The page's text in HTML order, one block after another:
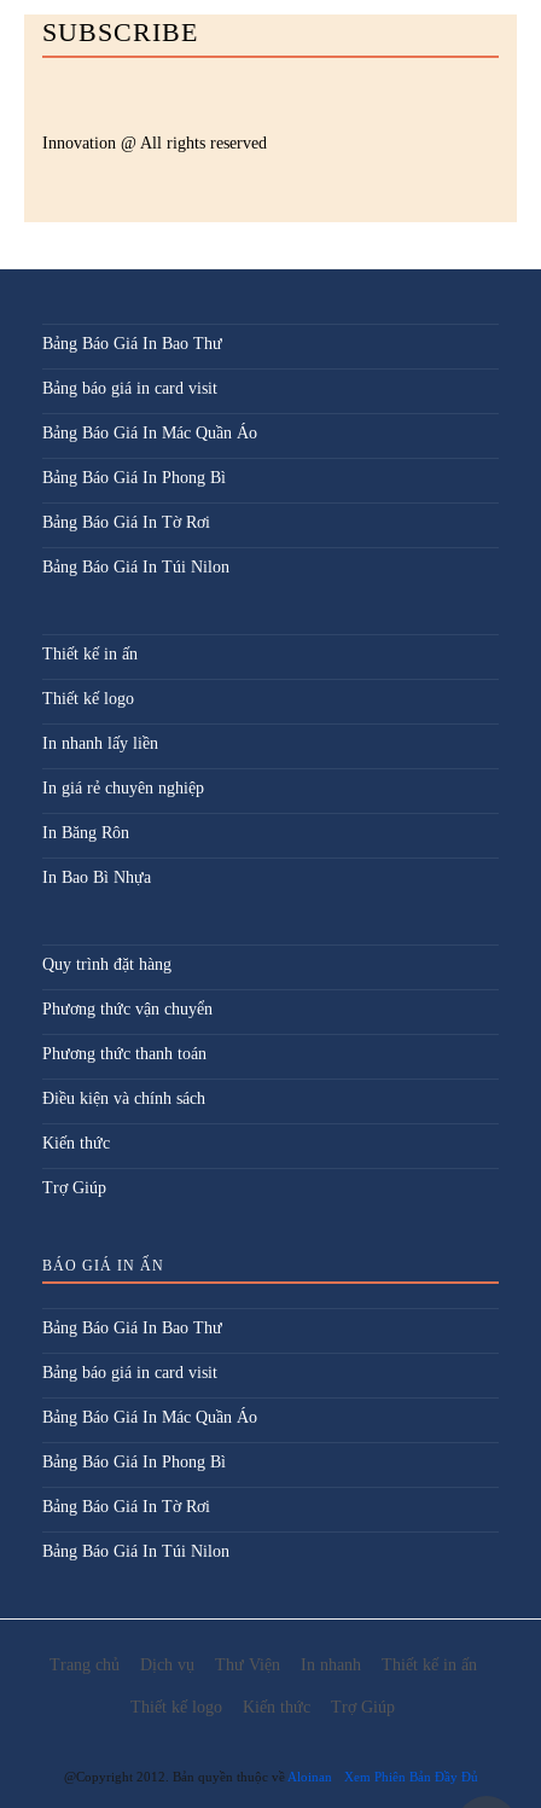
SUBSCRIBE
Innovation @ All rights reserved
Bảng Báo Giá In Bao Thư
Bảng báo giá in card visit
Bảng Báo Giá In Mác Quần Áo
Bảng Báo Giá In Phong Bì
Bảng Báo Giá In Tờ Rơi
Bảng Báo Giá In Túi Nilon
Thiết kế in ấn
Thiết kế logo
In nhanh lấy liền
In giá rẻ chuyên nghiệp
In Băng Rôn
In Bao Bì Nhựa
Quy trình đặt hàng
Phương thức vận chuyển
Phương thức thanh toán
Điều kiện và chính sách
Kiến thức
Trợ Giúp
BÁO GIÁ IN ẤN
Bảng Báo Giá In Bao Thư
Bảng báo giá in card visit
Bảng Báo Giá In Mác Quần Áo
Bảng Báo Giá In Phong Bì
Bảng Báo Giá In Tờ Rơi
Bảng Báo Giá In Túi Nilon
Trang chủ Dịch vụ Thư Viện In nhanh Thiết kế in ấn
Thiết kế logo Kiến thức Trợ Giúp
@Copyright 2012. Bản quyền thuộc vềAloinan Xem Phiên Bản Đầy Đủ